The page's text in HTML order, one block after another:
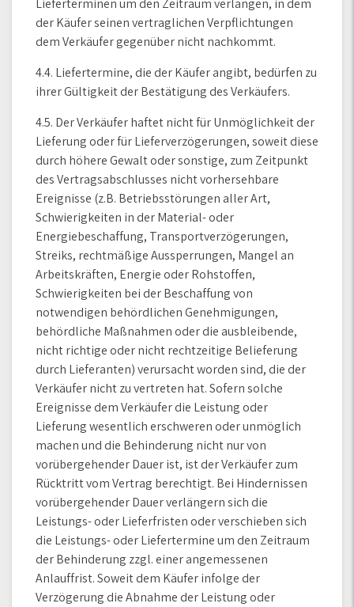
Lieferterminen um den Zeitraum verlangen, in dem
der Käufer seinen vertraglichen Verpflichtungen
dem Verkäufer gegenüber nicht nachkommt.
4.4. Liefertermine, die der Käufer angibt, bedürfen zu
ihrer Gültigkeit der Bestätigung des Verkäufers.
4.5. Der Verkäufer haftet nicht für Unmöglichkeit der
Lieferung oder für Lieferverzögerungen, soweit diese
durch höhere Gewalt oder sonstige, zum Zeitpunkt
des Vertragsabschlusses nicht vorhersehbare
Ereignisse (z.B. Betriebsstörungen aller Art,
Schwierigkeiten in der Material- oder
Energiebeschaffung, Transportverzögerungen,
Streiks, rechtmäßige Aussperrungen, Mangel an
Arbeitskräften, Energie oder Rohstoffen,
Schwierigkeiten bei der Beschaffung von
notwendigen behördlichen Genehmigungen,
behördliche Maßnahmen oder die ausbleibende,
nicht richtige oder nicht rechtzeitige Belieferung
durch Lieferanten) verursacht worden sind, die der
Verkäufer nicht zu vertreten hat. Sofern solche
Ereignisse dem Verkäufer die Leistung oder
Lieferung wesentlich erschweren oder unmöglich
machen und die Behinderung nicht nur von
vorübergehender Dauer ist, ist der Verkäufer zum
Rücktritt vom Vertrag berechtigt. Bei Hindernissen
vorübergehender Dauer verlängern sich die
Leistungs- oder Lieferfristen oder verschieben sich
die Leistungs- oder Liefertermine um den Zeitraum
der Behinderung zzgl. einer angemessenen
Anlauffrist. Soweit dem Käufer infolge der
Verzögerung die Abnahme der Leistung oder